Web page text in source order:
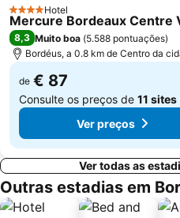
4 Estrelas
Hotel
Mercure Bordeaux Centre
8,3 Muito boa (5.588 pontuações)
Bordéus, a 0.8 km de Centro da
de € 87
Consulte os preços de 11 sites
Ver preços
Ver todas as
Outras estadias em